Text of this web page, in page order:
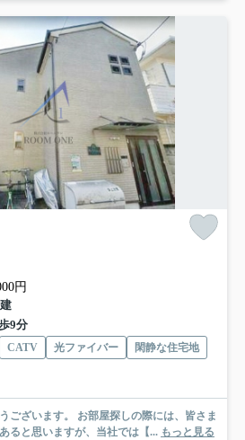
円
9分
CATV 光ファイバー
閑静な住宅地
探しの際には、皆さま
ると思いますが、当社では【... もっと見る